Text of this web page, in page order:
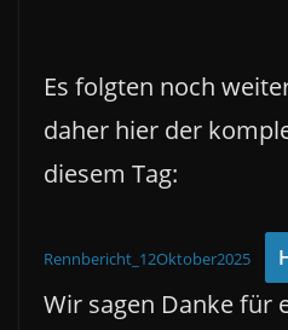
Es folgten noch
daher hier der
diesem Tag:
Rennbericht_12Oktober2025
Wir sagen Danke für